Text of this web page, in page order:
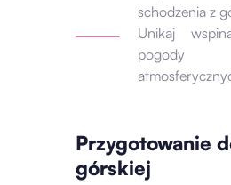
schodzenia z
Unikaj
pogody
Przygotowanie
górskiej